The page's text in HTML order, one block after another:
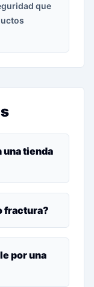
que
una tienda
fractura?
por una